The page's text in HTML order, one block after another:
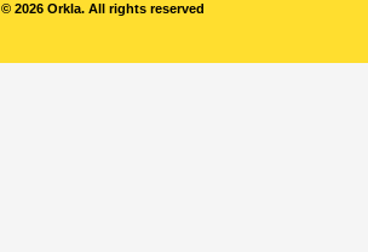
© 2026 Orkla. All rights reserved